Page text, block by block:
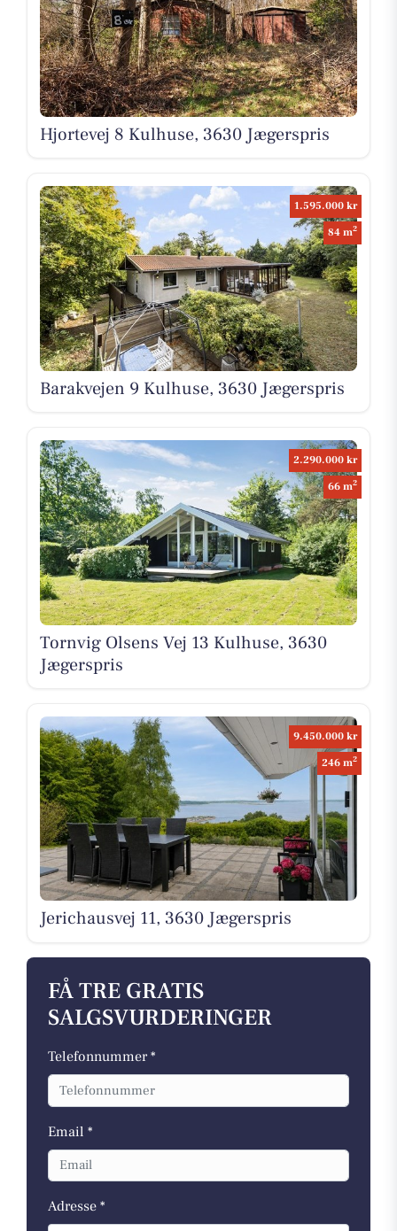
Hjortevej 8 Kulhuse, 3630 Jægerspris
1.595.000 kr
84 m2
Barakvejen 9 Kulhuse, 3630 Jægerspris
2.290.000 kr
66 m2
Tornvig Olsens Vej 13 Kulhuse, 3630
Jægerspris
9.450.000 kr
246 m2
Jerichausvej 11, 3630 Jægerspris
FÅ TRE GRATIS
SALGSVURDERINGER
Telefonnummer *
Email *
Adresse *